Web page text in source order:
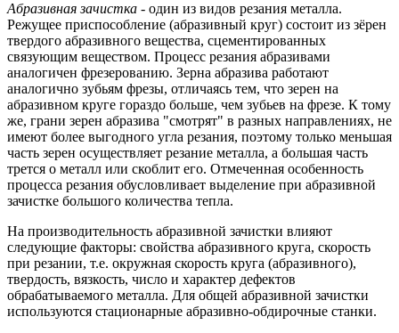
Абразивная зачистка - один из видов резания металла.
Режущее приспособление (абразивный круг) состоит из зёрен
твердого абразивного вещества, сцементированных
связующим веществом. Процесс резания абразивами
аналогичен фрезерованию. Зерна абразива работают
аналогично зубьям фрезы, отличаясь тем, что зерен на
абразивном круге гораздо больше, чем зубьев на фрезе. К тому
же, грани зерен абразива "смотрят" в разных направлениях, не
имеют более выгодного угла резания, поэтому только меньшая
часть зерен осуществляет резание металла, а большая часть
трется о металл или скоблит его. Отмеченная особенность
процесса резания обусловливает выделение при абразивной
зачистке большого количества тепла.
На производительность абразивной зачистки влияют
следующие факторы: свойства абразивного круга, скорость
при резании, т.е. окружная скорость круга (абразивного),
твердость, вязкость, число и характер дефектов
обрабатываемого металла. Для общей абразивной зачистки
используются стационарные абразивно-обдирочные станки.